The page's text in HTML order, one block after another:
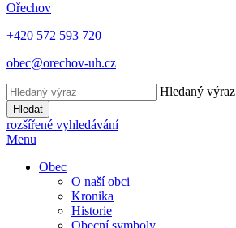
Ořechov
+420 572 593 720
obec@orechov-uh.cz
Hledaný výraz
Hledat
rozšířené vyhledávání
Menu
Obec
O naší obci
Kronika
Historie
Obecní symboly